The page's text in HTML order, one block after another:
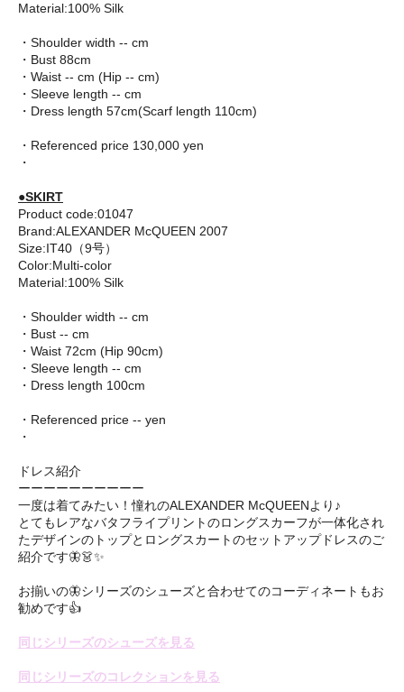
Material:100% Silk
・Shoulder width -- cm
・Bust 88cm
・Waist -- cm (Hip -- cm)
・Sleeve length -- cm
・Dress length 57cm(Scarf length 110cm)
・Referenced price 130,000 yen
・
●SKIRT
Product code:01047
Brand:ALEXANDER McQUEEN 2007
Size:IT40（9号）
Color:Multi-color
Material:100% Silk
・Shoulder width -- cm
・Bust -- cm
・Waist 72cm (Hip 90cm)
・Sleeve length -- cm
・Dress length 100cm
・Referenced price -- yen
・
ドレス紹介
ーーーーーーーーーー
一度は着てみたい！憧れのALEXANDER McQUEENより♪
とてもレアなバタフライプリントのロングスカーフが一体化され
たデザインのトップとロングスカートのセットアップドレスのご
紹介です🦋👗✨
お揃いの🦋シリーズのシューズと合わせてのコーディネートもお
勧めです👍
同じシリーズのシューズを見る
同じシリーズのコレクションを見る